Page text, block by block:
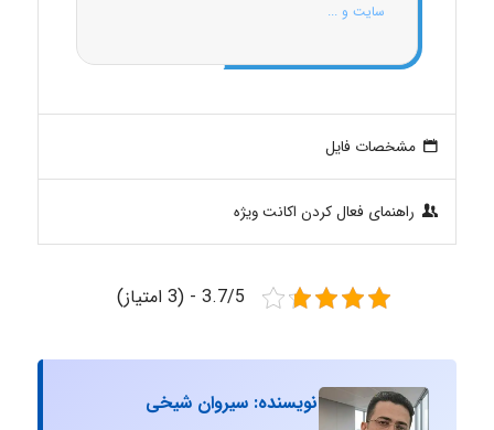
سایت و ...
مشخصات فایل
راهنمای فعال کردن اکانت ویژه
3.7/5 - (3 امتیاز)
نویسنده: سیروان شیخی